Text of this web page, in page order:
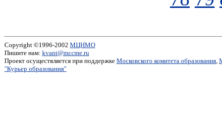
Copyright ©1996-2002 МЦНМО
Пишите нам: kvant@mccme.ru
Проект осуществляется при поддержке Московского комитета образования,
"Курьер образования"